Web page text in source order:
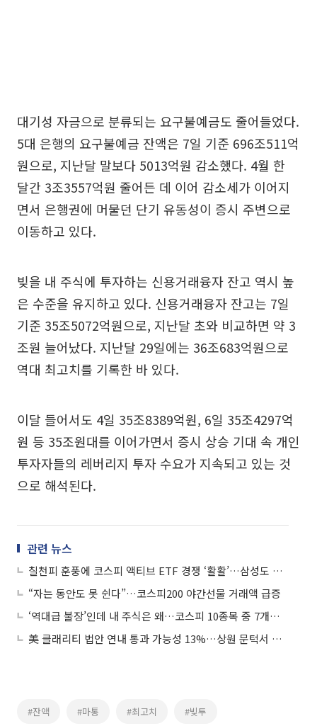
대기성 자금으로 분류되는 요구불예금도 줄어들었다.
5대 은행의 요구불예금 잔액은 7일 기준 696조511억
원으로, 지난달 말보다 5013억원 감소했다. 4월 한
달간 3조3557억원 줄어든 데 이어 감소세가 이어지
면서 은행권에 머물던 단기 유동성이 증시 주변으로
이동하고 있다.
빚을 내 주식에 투자하는 신용거래융자 잔고 역시 높
은 수준을 유지하고 있다. 신용거래융자 잔고는 7일
기준 35조5072억원으로, 지난달 초와 비교하면 약 3
조원 늘어났다. 지난달 29일에는 36조683억원으로
역대 최고치를 기록한 바 있다.
이달 들어서도 4일 35조8389억원, 6일 35조4297억
원 등 35조원대를 이어가면서 증시 상승 기대 속 개인
투자자들의 레버리지 투자 수요가 지속되고 있는 것
으로 해석된다.
관련 뉴스
칠천피 훈풍에 코스피 액티브 ETF 경쟁 ‘활활’…삼성도 참전
“자는 동안도 못 쉰다”…코스피200 야간선물 거래액 급증
‘역대급 불장’인데 내 주식은 왜…코스피 10종목 중 7개는 안 올랐다
美 클래리티 법안 연내 통과 가능성 13%…상원 문턱서 제동
#잔액 #마통 #최고치 #빚투